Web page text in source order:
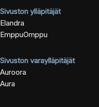
Sivuston ylläpitäjät
Elandra
EmppuOmppu
Sivuston varaylläpitäjät
Auroora
Aura